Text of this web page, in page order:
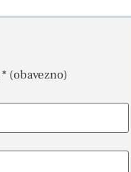
* (obavezno)